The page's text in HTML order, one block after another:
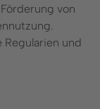
von
und